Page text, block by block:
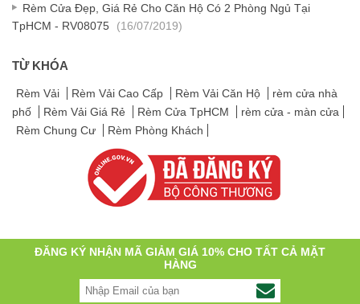
Rèm Cửa Đẹp, Giá Rẻ Cho Căn Hộ Có 2 Phòng Ngủ Tại
TpHCM - RV08075
(16/07/2019)
TỪ KHÓA
Rèm Vải Rèm Vải Cao Cấp Rèm Vải Căn Hộ
rèm cửa nhà
phố
Rèm Vải Giá Rẻ Rèm Cửa TpHCM
rèm cửa - màn cửa
Rèm Chung Cư
Rèm Phòng Khách
ĐĂNG KÝ NHẬN MÃ GIẢM GIÁ 10% CHO TẤT CẢ MẶT
HÀNG